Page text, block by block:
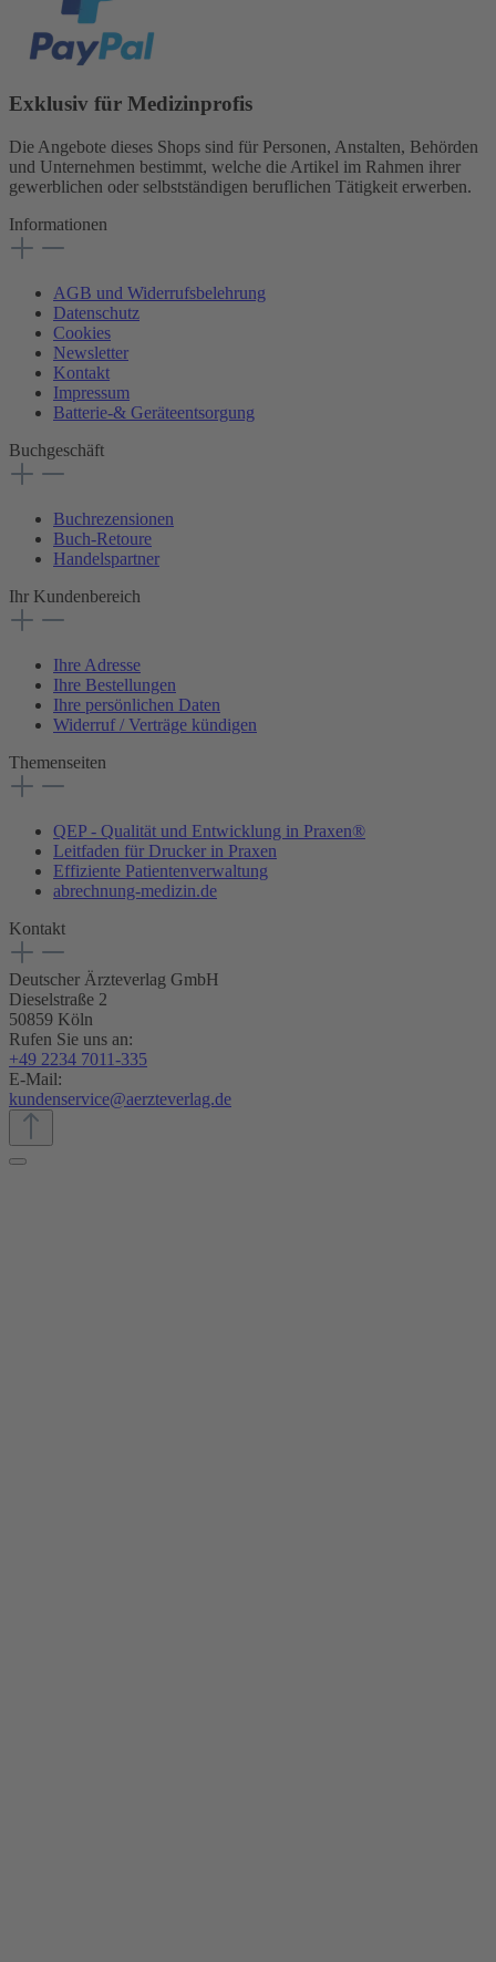
Exklusiv für Medizinprofis
Die Angebote dieses Shops sind für Personen, Anstalten, Behörden
und Unternehmen bestimmt, welche die Artikel im Rahmen ihrer
gewerblichen oder selbstständigen beruflichen Tätigkeit erwerben.
Informationen
AGB und Widerrufsbelehrung
Datenschutz
Cookies
Newsletter
Kontakt
Impressum
Batterie-& Geräteentsorgung
Buchgeschäft
Buchrezensionen
Buch-Retoure
Handelspartner
Ihr Kundenbereich
Ihre Adresse
Ihre Bestellungen
Ihre persönlichen Daten
Widerruf / Verträge kündigen
Themenseiten
QEP - Qualität und Entwicklung in Praxen®
Leitfaden für Drucker in Praxen
Effiziente Patientenverwaltung
abrechnung-medizin.de
Kontakt
Deutscher Ärzteverlag GmbH
Dieselstraße 2
50859 Köln
Rufen Sie uns an:
+49 2234 7011-335
E-Mail:
kundenservice@aerzteverlag.de